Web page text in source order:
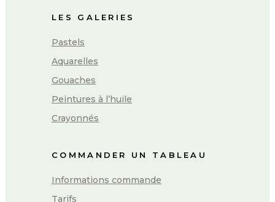
LES GALERIES
Pastels
Aquarelles
Gouaches
Peintures à l’huile
Crayonnés
COMMANDER UN TABLEAU
Informations commande
Tarifs